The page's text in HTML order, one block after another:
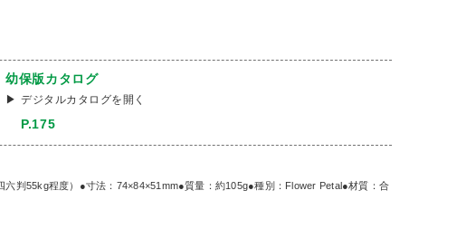
幼保版カタログ
デジタルカタログを開く
P.175
六判55kg程度）●寸法：74×84×51mm●質量：約105g●種別：Flower Petal●材質：合